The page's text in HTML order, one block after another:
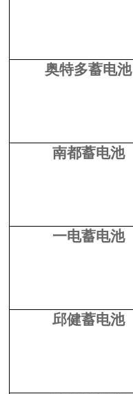
奥特多蓄电池
南都蓄电池
一电蓄电池
邱健蓄电池